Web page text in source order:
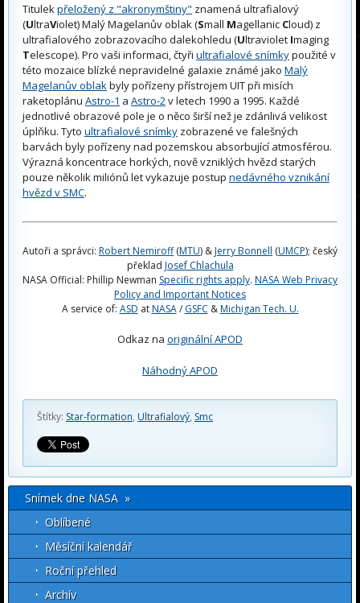
Titulek přeložený z "akronymštiny" znamená ultrafialový
(UltraViolet) Malý Magelanův oblak (Small Magellanic Cloud) z
ultrafialového zobrazovacího dalekohledu (Ultraviolet Imaging
Telescope). Pro vaši informaci, čtyři ultrafialové snímkypoužité v
této mozaice blízké nepravidelné galaxie známé jako Malý
Magelanův oblak byly pořízeny přístrojem UIT při misích
raketoplánu Astro-1 a Astro-2 v letech 1990 a 1995. Každé
jednotlivé obrazové pole je o něco širší než je zdánlivá velikost
úplňku. Tyto ultrafialové snímky zobrazené ve falešných
barvách byly pořízeny nad pozemskou absorbující atmosférou.
Výrazná koncentrace horkých, nově vzniklých hvězd starých
pouze několik miliónů let vykazuje postup nedávného vznikání
hvězd v SMC.
Autoři a správci: Robert Nemiroff(MTU) &Jerry Bonnell (UMCP); český
překlad Josef Chlachula
NASA Official: Phillip Newman Specific rights apply. NASA Web Privacy
Policy and Important Notices
A service of: ASD atNASA/ GSFC &Michigan Tech. U.
Odkaz na originální APOD
Náhodný APOD
Štítky: Star-formation, Ultrafialový, Smc
Snímek dne NASA »
Oblíbené
Měsíční kalendář
Roční přehled
Archív